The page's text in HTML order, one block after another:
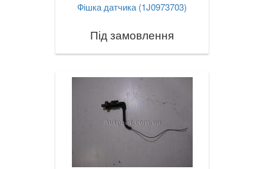
Фішка датчика (1J0973703)
Під замовлення